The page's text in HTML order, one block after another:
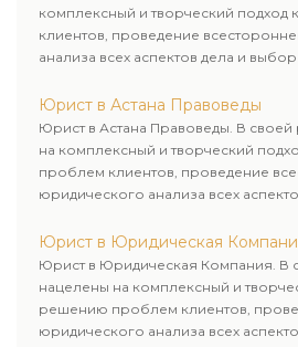
комплексный и творческий
клиентов, проведение
анализа всех аспектов дела и
Юрист в Астана Правоведы
Юрист в Астана Правоведы. В
на комплексный и творческий
проблем клиентов, проведение
юридического анализа всех
Юрист в Юридическая
Юрист в Юридическая Компания. В
нацелены на комплексный и
решению проблем клиентов,
юридического анализа всех